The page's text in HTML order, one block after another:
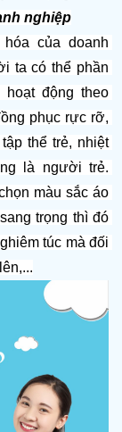
nghiệp
của doanh
ta có thể phần
động theo
phục rực rỡ,
thể trẻ, nhiệt
là người trẻ.
màu sắc áo
trọng thì đó
túc mà đối